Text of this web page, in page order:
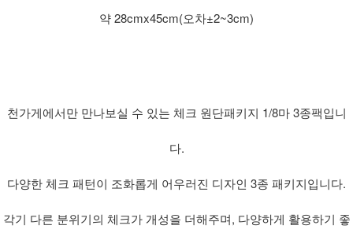
약 28cmx45cm(오차±2~3cm)
천가게에서만 만나보실 수 있는 체크 원단패키지 1/8마 3종팩입니
다.
다양한 체크 패턴이 조화롭게 어우러진 디자인 3종 패키지입니다.
각기 다른 분위기의 체크가 개성을 더해주며, 다양하게 활용하기 좋